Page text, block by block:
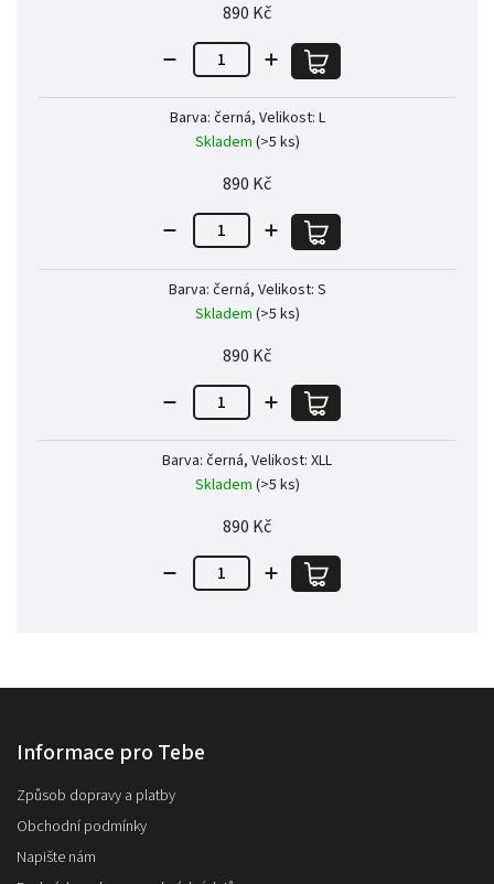
890 Kč
Barva: černá, Velikost: L
Skladem (>5 ks)
890 Kč
Barva: černá, Velikost: S
Skladem (>5 ks)
890 Kč
Barva: černá, Velikost: XLL
Skladem (>5 ks)
890 Kč
Informace pro Tebe
Způsob dopravy a platby
Obchodní podmínky
Napište nám